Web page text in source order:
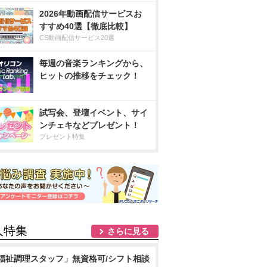
2026年動画配信サービスお
すすめ40選【徹底比較】
CS動画配信サービス20選
毎週の音楽ランキングから、
ヒットの推移をチェック！
試写会、登壇イベント、サイ
ンチェキなどプレゼント！
プレゼント特集
特集 さらに見る
祉調理スタッフ」無資格可/シフト相談